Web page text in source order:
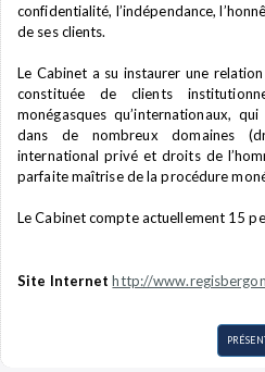
confidentialité, l’indépendance,
de ses clients.
Le Cabinet a su instaurer une
constituée de clients
monégasques qu’internationaux,
dans de nombreux domaines
international privé et droits de
parfaite maîtrise de la procédure
Le Cabinet compte actuellement 15
Site Internet http://